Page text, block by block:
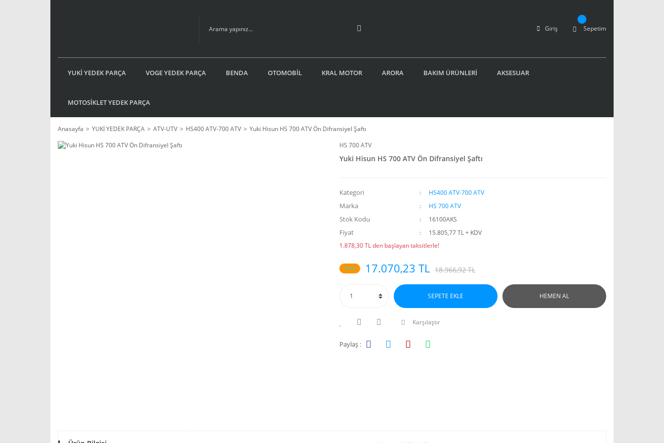
Giriş Sepetim
YUKİ YEDEK PARÇA VOGE YEDEK PARÇA BENDA OTOMOBİL KRAL MOTOR ARORA BAKIM ÜRÜNLERİ AKSESUAR
MOTOSİKLET YEDEK PARÇA
Anasayfa YUKİ YEDEK PARÇA ATV-UTV HS400 ATV-700 ATV
Yuki Hisun HS 700 ATV Ön Difransiyel Şaftı
HS 700 ATV
Yuki Hisun HS 700 ATV Ön Difransiyel Şaftı
Kategori HS400 ATV-700 ATV
Marka HS 700 ATV
Stok Kodu 16100AKS
Fiyat
15.805,77 TL + KDV
1.878,30 TL den başlayan taksitlerle!
%10 17.070,23 TL 18.966,92 TL
SEPETE EKLE HEMEN AL
Karşılaştır
Paylaş :